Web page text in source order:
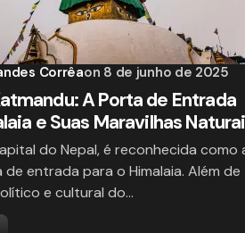
Corrêaon 8 de junho de 2025
A Porta de Entrada
e Suas Maravilhas
do Nepal, é reconhecida como
entrada para o Himalaia. Além de
e cultural do…